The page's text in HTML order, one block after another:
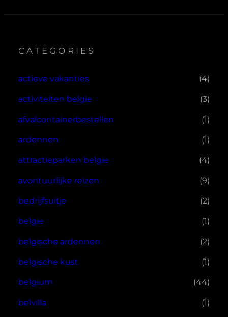
CATEGORIES
actieve vakanties (4)
activiteiten belgie (3)
afvalcontainerbestellen (1)
ardennen (1)
attractieparken belgie (4)
avontuurlijke reizen (9)
bedrijfsuitje (2)
belgie (1)
belgische ardennen (2)
belgische kust (1)
belgium (44)
belvilla (1)